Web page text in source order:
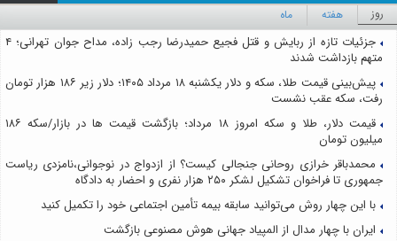
روز هفته ماه
جزئیات تازه از ربایش و قتل فجیع حمیدرضا رجب زاده، مداح جوان تهرانی؛ ۴
متهم بازداشت شدند
پیش‌بینی قیمت طلا، سکه و دلار یکشنبه ۱۸ مرداد ۱۴۰۵؛ دلار زیر ۱۸۶ هزار تومان
رفت، سکه عقب نشست
قیمت دلار، طلا و سکه امروز ۱۸ مرداد؛ بازگشت قیمت ها در بازار/سکه ۱۸۶
میلیون تومان
محمدباقر خرازی روحانی جنجالی کیست؟ از ازدواج در نوجوانی،نامزدی ریاست
جمهوری تا فراخوان تشکیل لشکر ۲۵۰ هزار نفری و احضار به دادگاه
با این چهار روش می‌توانید سابقه بیمه تأمین اجتماعی خود را تکمیل کنید
ایران با چهار مدال از المپیاد جهانی هوش مصنوعی بازگشت